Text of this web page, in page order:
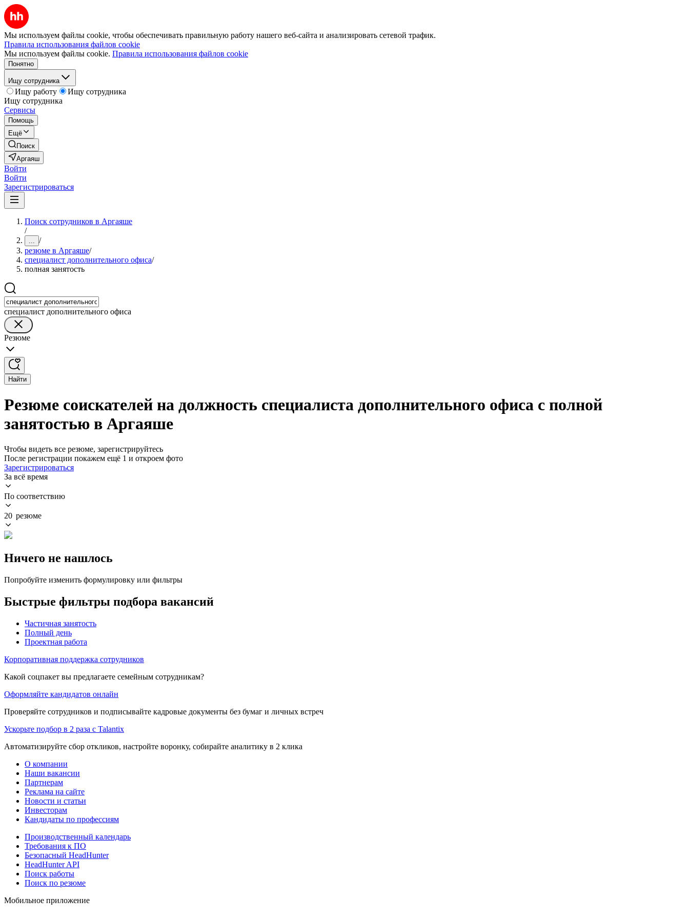
Мы используем файлы cookie, чтобы обеспечивать правильную работу нашего веб-сайта и анализировать сетевой трафик.
Правила использования файлов cookie
Мы используем файлы cookie. Правила использования файлов cookie
Понятно
Ищу сотрудника
Ищу работу
Ищу сотрудника
Ищу сотрудника
Сервисы
Помощь
Ещё
Поиск
Аргаяш
Войти
Войти
Зарегистрироваться
Поиск сотрудников в Аргаяше
/
... /
резюме в Аргаяше/
специалист дополнительного офиса/
полная занятость
специалист дополнительного офиса
Резюме
Найти
Резюме соискателей на должность специалиста дополнительного офиса с полной
занятостью в Аргаяше
Чтобы видеть все резюме, зарегистрируйтесь
После регистрации покажем ещё 1 и откроем фото
Зарегистрироваться
За всё время
По соответствию
20 резюме
Ничего не нашлось
Попробуйте изменить формулировку или фильтры
Быстрые фильтры подбора вакансий
Частичная занятость
Полный день
Проектная работа
Корпоративная поддержка сотрудников
Какой соцпакет вы предлагаете семейным сотрудникам?
Оформляйте кандидатов онлайн
Проверяйте сотрудников и подписывайте кадровые документы без бумаг и личных встреч
Ускорьте подбор в 2 раза с Talantix
Автоматизируйте сбор откликов, настройте воронку, собирайте аналитику в 2 клика
О компании
Наши вакансии
Партнерам
Реклама на сайте
Новости и статьи
Инвесторам
Кандидаты по профессиям
Производственный календарь
Требования к ПО
Безопасный HeadHunter
HeadHunter API
Поиск работы
Поиск по резюме
Мобильное приложение